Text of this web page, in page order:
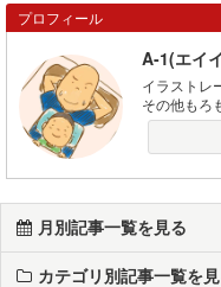
プロフィール
A-1(エイ
イラストレ
その他もろ
月別記事一覧を見る
カテゴリ別記事一覧を